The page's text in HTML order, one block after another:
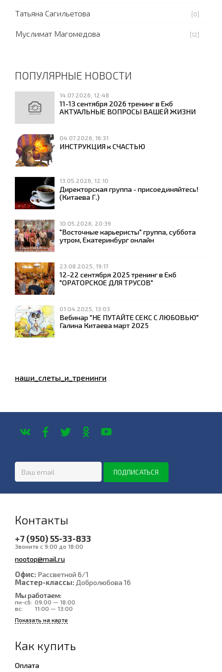
Татьяна Сагильетова [0]
Муслимат Магомедова [12]
ПОПУЛЯРНЫЕ НОВОСТИ
14.07.2026, 12:48
11-13 сентября 2026 тренинг в Екб
АКТУАЛЬНЫЕ ВОПРОСЫ ВАШЕЙ ЖИЗНИ
04.07.2026, 16:31
ИНСТРУКЦИЯ к СЧАСТЬЮ
13.05.2026, 12:10
Директорская группа - присоединяйтесь!
(Китаева Г.)
10.05.2026, 20:39
"Восточные карьеристы" группа, суббота
утром, Екатеринбург онлайн
23.08.2025, 19:17
12-22 сентября 2025 тренинг в Екб
"ОРАТОРСКОЕ ДЛЯ ТРУСОВ"
01.04.2025, 13:03
Вебинар "НЕ ПУТАЙТЕ СЕКС С ЛЮБОВЬЮ"
Галина Китаева март 2025
наши_слеты_и_тренинги
Контакты
+7 (950) 55-33-833
Звоните с 9:00 до 18:00
nootop@mail.ru
Офис: Рассветной 6/1
Мастер-классы: Добролюбова 16
Мы работаем:
пн-сб: 09:00 — 18:00
вс:
11:00 — 13:00
Показать на карте
Как купить
Оплата